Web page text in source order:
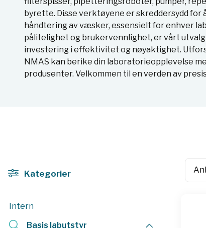
byrette. Disse verktøyene er skreddersydd
håndtering av væsker, essensielt for enhver
pålitelighet og brukervennlighet, er vårt
investering i effektivitet og nøyaktighet.
NMAS kan berike din laboratorieopplevelse
produsenter. Velkommen til en verden av
Kategorier
Intern
Basis labutstyr